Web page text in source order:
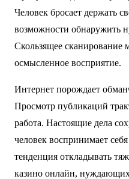
Человек бросает держать
возможности обнаружить
Скользящее сканирование
осмысленное восприятие.
Интернет порождает
Просмотр публикаций
работа. Настоящие дела
человек воспринимает
тенденция откладывать
казино онлайн,